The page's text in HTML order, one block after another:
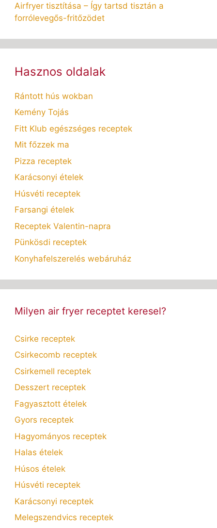
Airfryer tisztítása – Így tartsd tisztán a
forrólevegős-fritőzödet
Hasznos oldalak
Rántott hús wokban
Kemény Tojás
Fitt Klub egészséges receptek
Mit főzzek ma
Pizza receptek
Karácsonyi ételek
Húsvéti receptek
Farsangi ételek
Receptek Valentin-napra
Pünkösdi receptek
Konyhafelszerelés webáruház
Milyen air fryer receptet keresel?
Csirke receptek
Csirkecomb receptek
Csirkemell receptek
Desszert receptek
Fagyasztott ételek
Gyors receptek
Hagyományos receptek
Halas ételek
Húsos ételek
Húsvéti receptek
Karácsonyi receptek
Melegszendvics receptek